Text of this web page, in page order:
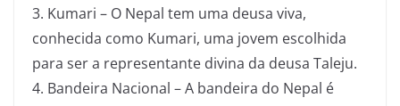
3. Kumari – O Nepal tem uma deusa viva,
conhecida como Kumari, uma jovem escolhida
para ser a representante divina da deusa Taleju.
4. Bandeira Nacional – A bandeira do Nepal é